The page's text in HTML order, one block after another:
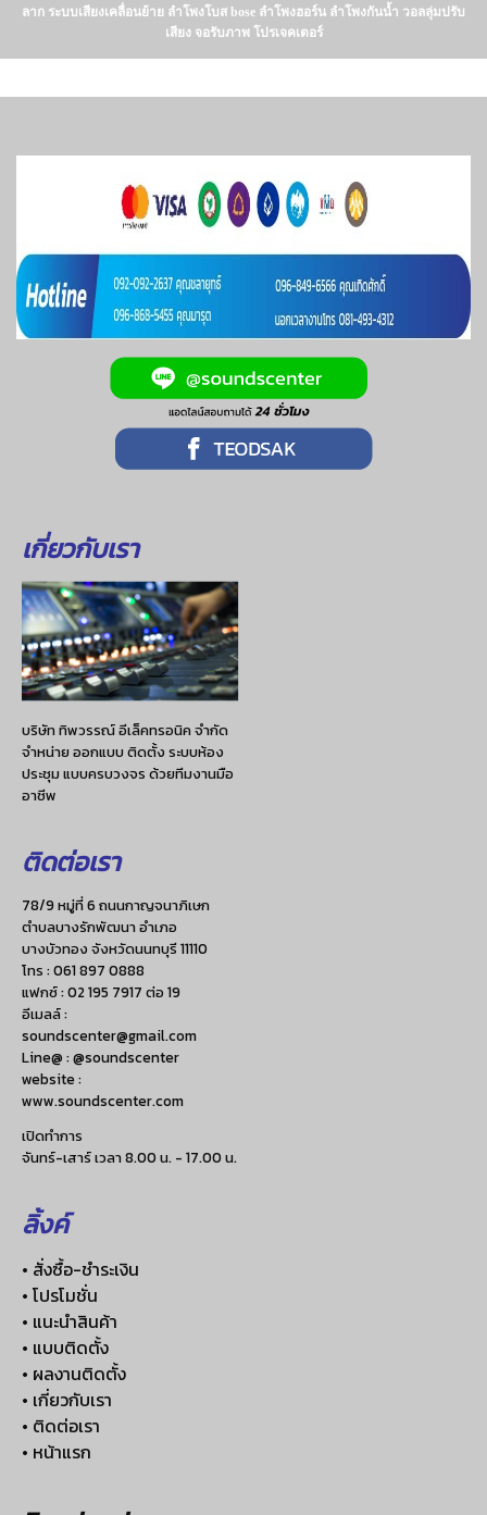
ลาก ระบบเสียงเคลื่อนย้าย ลำโพงโบส bose ลำโพงฮอร์น ลำโพงกันน้ำ วอลลุ่มปรับ
เสียง จอรับภาพ โปรเจคเตอร์
เกี่ยวกับเรา
บริษัท ทิพวรรณ์ อีเล็คทรอนิค จำกัด
จำหน่าย ออกแบบ ติดตั้ง ระบบห้อง
ประชุม แบบครบวงจร ด้วยทีมงานมือ
อาชีพ
ติดต่อเรา
78/9 หมู่ที่ 6 ถนนกาญจนาภิเษก
ตำบลบางรักพัฒนา อำเภอ
บางบัวทอง จังหวัดนนทบุรี 11110
โทร :061 897 0888
แฟกซ์ :02 195 7917 ต่อ 19
อีเมลล์ :
soundscenter@gmail.com
Line@ : @soundscenter
website :
www.soundscenter.com
เปิดทำการ
จันทร์-เสาร์ เวลา 8.00 น. - 17.00 น.
ลิ้งค์
• สั่งซื้อ-ชำระเงิน
• โปรโมชั่น
• แนะนำสินค้า
• แบบติดตั้ง
• ผลงานติดตั้ง
• เกี่ยวกับเรา
• ติดต่อเรา
• หน้าแรก